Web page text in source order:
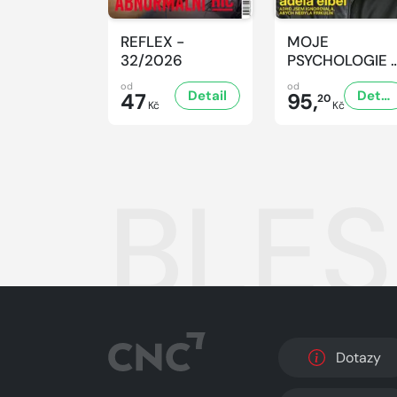
REFLEX -
32/2026
od
47 Kč
Detail
MOJE
PSYCHOLOGIE
8/2026
od
95,20Kč
Detail
Dotazy